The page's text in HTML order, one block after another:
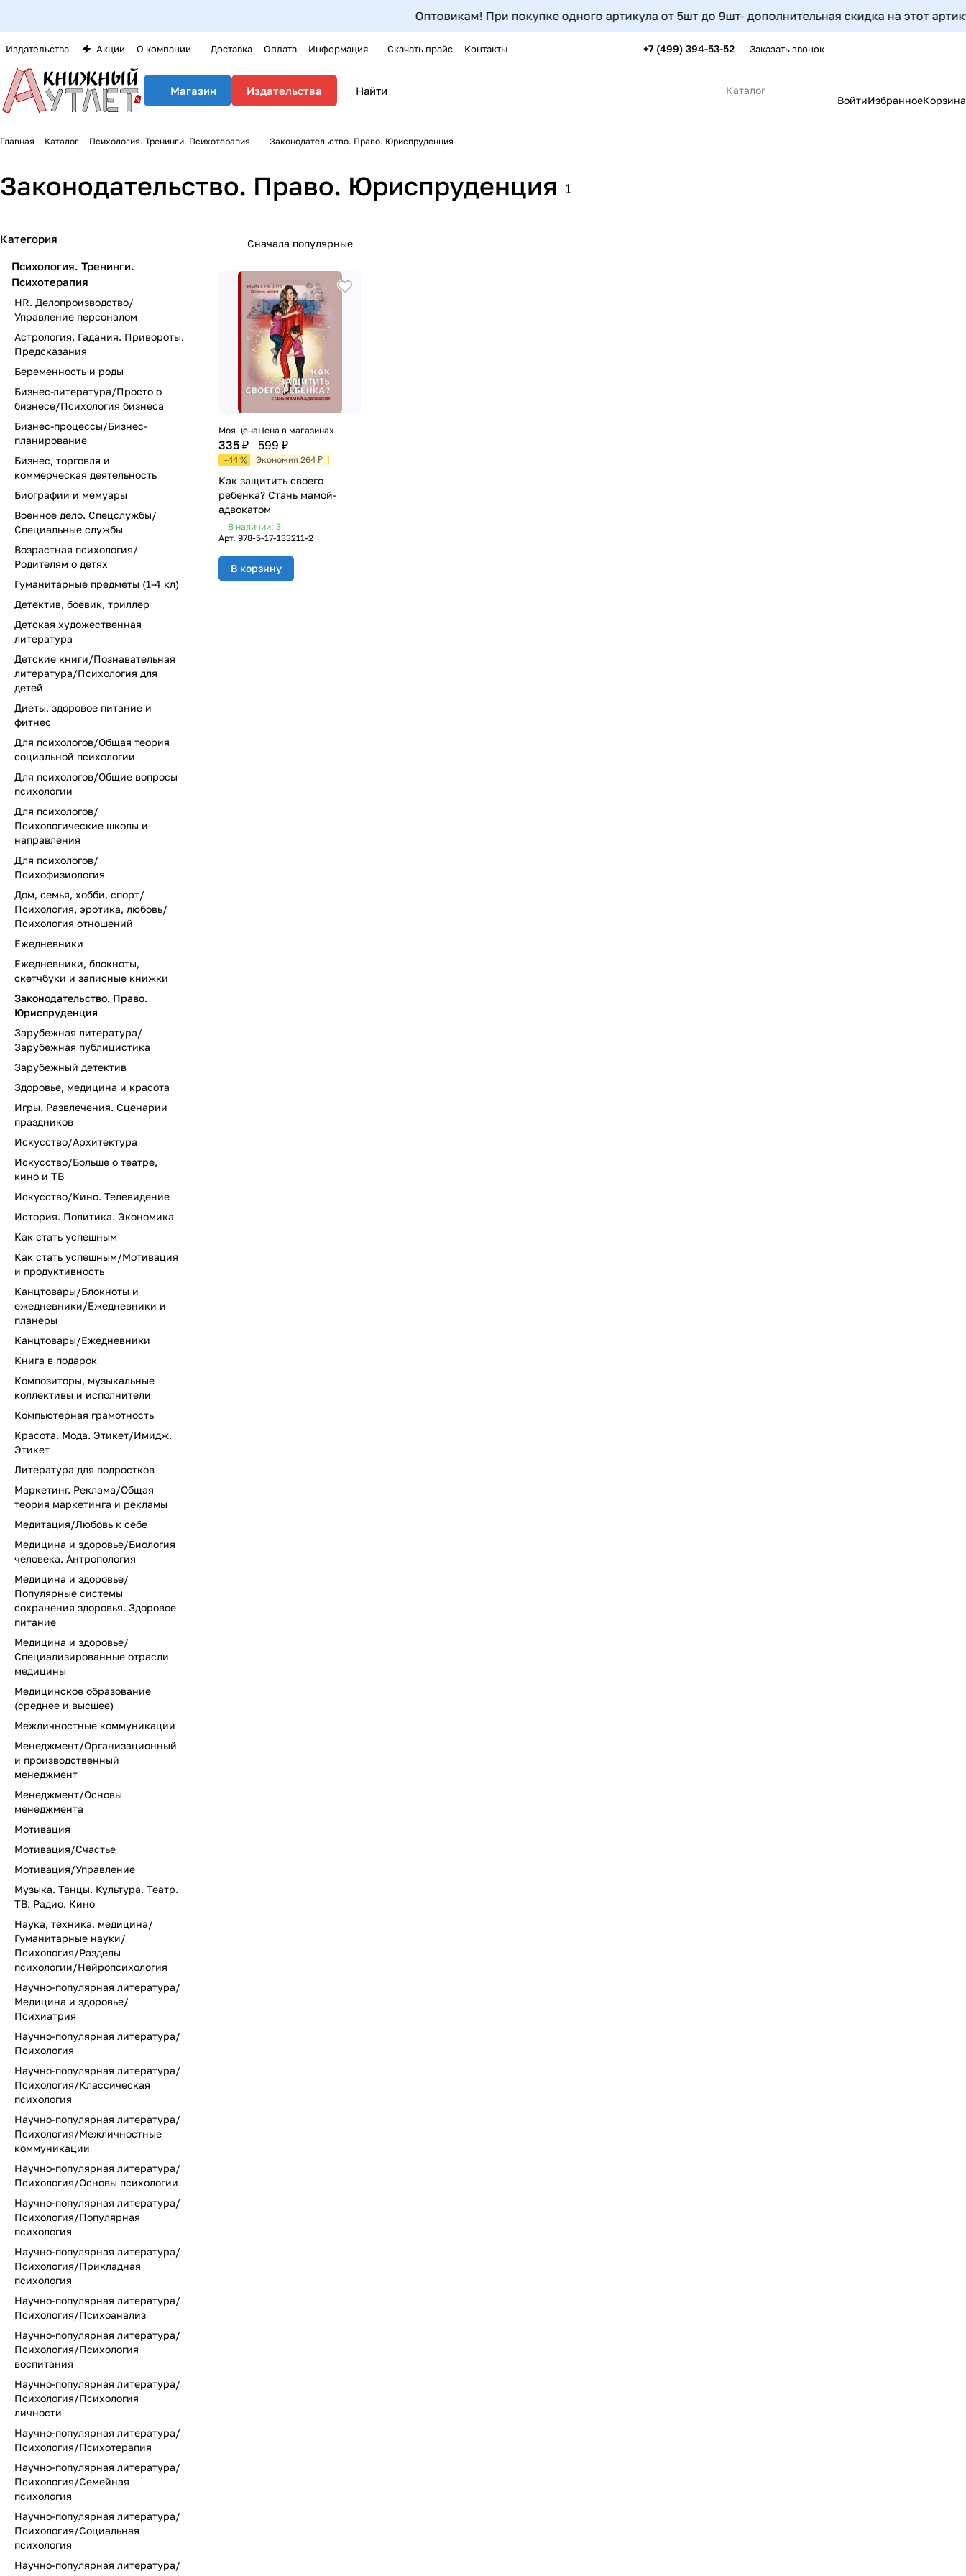
Оптовикам! При покупке одного артикула от 5шт до 9шт- дополнительная скидка на этот артикул
Издательства Акции О компании Доставка Оплата Информация Скачать прайс Контакты +7 (499) 394-53-52 Заказать звонок
Магазин Издательства
Каталог
ВойтиИзбранноеКорзина
Главная Каталог Психология. Тренинги. Психотерапия Законодательство. Право. Юриспруденция
Законодательство. Право. Юриспруденция 1
Сначала популярные
Моя цена
335 ₽
Цена в магазинах
599 ₽
-44 % Экономия 264 ₽
Как защитить своего
ребенка? Стань мамой-
адвокатом
В наличии: 3
Арт. 978-5-17-133211-2
В корзину
Категория
Психология. Тренинги.
Психотерапия
HR. Делопроизводство/
Управление персоналом
Астрология. Гадания. Привороты.
Предсказания
Беременность и роды
Бизнес-литература/Просто о
бизнесе/Психология бизнеса
Бизнес-процессы/Бизнес-
планирование
Бизнес, торговля и
коммерческая деятельность
Биографии и мемуары
Военное дело. Спецслужбы/
Специальные службы
Возрастная психология/
Родителям о детях
Гуманитарные предметы (1-4 кл)
Детектив, боевик, триллер
Детская художественная
литература
Детские книги/Познавательная
литература/Психология для
детей
Диеты, здоровое питание и
фитнес
Для психологов/Общая теория
социальной психологии
Для психологов/Общие вопросы
психологии
Для психологов/
Психологические школы и
направления
Для психологов/
Психофизиология
Дом, семья, хобби, спорт/
Психология, эротика, любовь/
Психология отношений
Ежедневники
Ежедневники, блокноты,
скетчбуки и записные книжки
Законодательство. Право.
Юриспруденция
Зарубежная литература/
Зарубежная публицистика
Зарубежный детектив
Здоровье, медицина и красота
Игры. Развлечения. Сценарии
праздников
Искусство/Архитектура
Искусство/Больше о театре,
кино и ТВ
Искусство/Кино. Телевидение
История. Политика. Экономика
Как стать успешным
Как стать успешным/Мотивация
и продуктивность
Канцтовары/Блокноты и
ежедневники/Ежедневники и
планеры
Канцтовары/Ежедневники
Книга в подарок
Композиторы, музыкальные
коллективы и исполнители
Компьютерная грамотность
Красота. Мода. Этикет/Имидж.
Этикет
Литература для подростков
Маркетинг. Реклама/Общая
теория маркетинга и рекламы
Медитация/Любовь к себе
Медицина и здоровье/Биология
человека. Антропология
Медицина и здоровье/
Популярные системы
сохранения здоровья. Здоровое
питание
Медицина и здоровье/
Специализированные отрасли
медицины
Медицинское образование
(среднее и высшее)
Межличностные коммуникации
Менеджмент/Организационный
и производственный
менеджмент
Менеджмент/Основы
менеджмента
Мотивация
Мотивация/Счастье
Мотивация/Управление
Музыка. Танцы. Культура. Театр.
ТВ. Радио. Кино
Наука, техника, медицина/
Гуманитарные науки/
Психология/Разделы
психологии/Нейропсихология
Научно-популярная литература/
Медицина и здоровье/
Психиатрия
Научно-популярная литература/
Психология
Научно-популярная литература/
Психология/Классическая
психология
Научно-популярная литература/
Психология/Межличностные
коммуникации
Научно-популярная литература/
Психология/Основы психологии
Научно-популярная литература/
Психология/Популярная
психология
Научно-популярная литература/
Психология/Прикладная
психология
Научно-популярная литература/
Психология/Психоанализ
Научно-популярная литература/
Психология/Психология
воспитания
Научно-популярная литература/
Психология/Психология
личности
Научно-популярная литература/
Психология/Психотерапия
Научно-популярная литература/
Психология/Семейная
психология
Научно-популярная литература/
Психология/Социальная
психология
Научно-популярная литература/